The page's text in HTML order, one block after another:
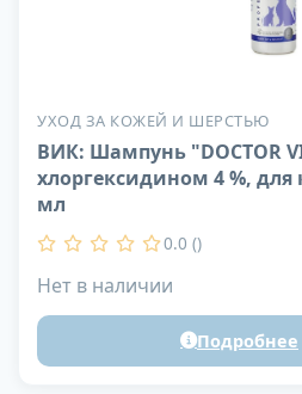
УХОД ЗА КОЖЕЙ И ШЕРСТЬЮ
ВИК: Шампунь "DOCTOR
хлоргексидином 4 %, для
мл
0.0 ()
Нет в наличии
Подробнее